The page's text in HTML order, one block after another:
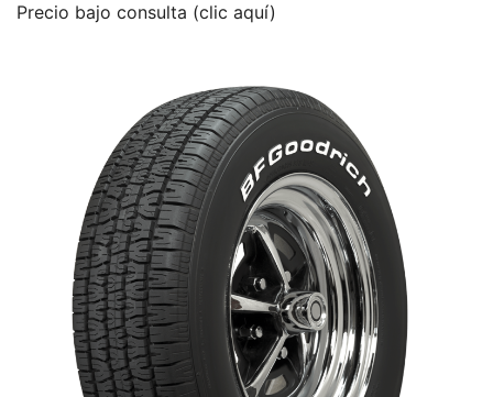
Precio bajo consulta (clic aquí)